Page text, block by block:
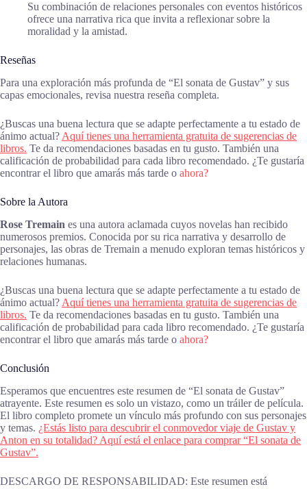
Su combinación de relaciones personales con eventos históricos
ofrece una narrativa rica que invita a reflexionar sobre la
moralidad y la amistad.
Reseñas
Para una exploración más profunda de “El sonata de Gustav” y sus
capas emocionales, revisa nuestra reseña completa.
¿Buscas una buena lectura que se adapte perfectamente a tu estado de
ánimo actual? Aquí tienes una herramienta gratuita de sugerencias de
libros. Te da recomendaciones basadas en tu gusto. También una
calificación de probabilidad para cada libro recomendado. ¿Te gustaría
encontrar el libro que amarás más tarde o ahora?
Sobre la Autora
Rose Tremain es una autora aclamada cuyos novelas han recibido
numerosos premios. Conocida por su rica narrativa y desarrollo de
personajes, las obras de Tremain a menudo exploran temas históricos y
relaciones humanas.
¿Buscas una buena lectura que se adapte perfectamente a tu estado de
ánimo actual? Aquí tienes una herramienta gratuita de sugerencias de
libros. Te da recomendaciones basadas en tu gusto. También una
calificación de probabilidad para cada libro recomendado. ¿Te gustaría
encontrar el libro que amarás más tarde o ahora?
Conclusión
Esperamos que encuentres este resumen de “El sonata de Gustav”
atrayente. Este resumen es solo un vistazo, como un tráiler de película.
El libro completo promete un vínculo más profundo con sus personajes
y temas. ¿Estás listo para descubrir el conmovedor viaje de Gustav y
Anton en su totalidad? Aquí está el enlace para comprar “El sonata de
Gustav”.
DESCARGO DE RESPONSABILIDAD: Este resumen está